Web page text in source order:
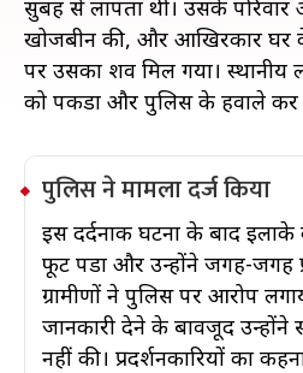
सुबह से लापता थी। उसके परिवार
खोजबीन की, और आखिरकार घर
पर उसका शव मिल गया। स्थानीय
को पकडा और पुलिस के हवाले कर
पुलिस ने मामला दर्ज किया
इस दर्दनाक घटना के बाद इलाके
फूट पडा और उन्होंने जगह-जगह
ग्रामीणों ने पुलिस पर आरोप
जानकारी देने के बावजूद उन्होंने
नहीं की। प्रदर्शनकारियों का